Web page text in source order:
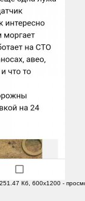
Кб, 600x1200 -